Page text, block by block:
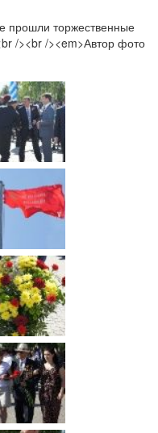
прошли торжественные
/><br /><em>Автор фото